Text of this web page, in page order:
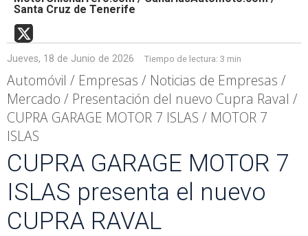
Santa Cruz de Tenerife
Jueves, 18 de Junio de 2026 Tiempo de lectura: 3 min
Automóvil / Empresas / Noticias de Empresas /
Mercado / Presentación del nuevo Cupra Raval /
CUPRA GARAGE MOTOR 7 ISLAS / MOTOR 7
ISLAS
CUPRA GARAGE MOTOR 7
ISLAS presenta el nuevo
CUPRA RAVAL